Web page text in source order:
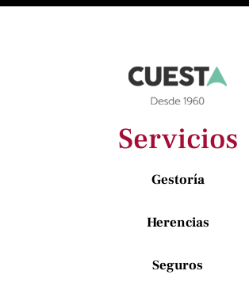
Servicios
Gestoría
Herencias
Seguros